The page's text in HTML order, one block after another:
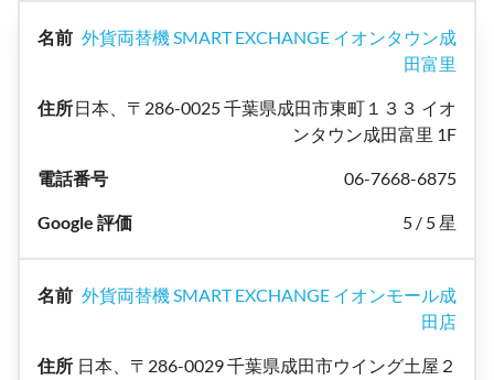
外貨両替機 SMART EXCHANGE イオンタウン成
田富里
日本、〒286-0025 千葉県成田市東町１３３ イオ
ンタウン成田富里 1F
06-7668-6875
5 / 5 星
外貨両替機 SMART EXCHANGE イオンモール成
田店
日本、〒286-0029 千葉県成田市ウイング土屋２